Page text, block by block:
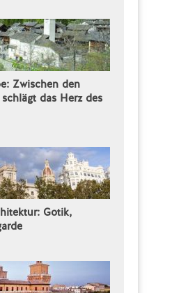
Zwischen den
das Herz des
Gotik,